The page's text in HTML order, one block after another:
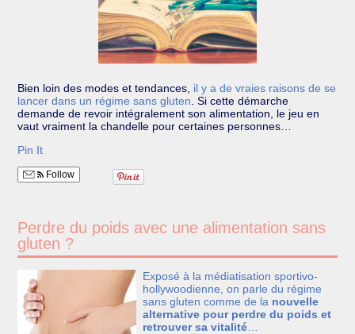
Bien loin des modes et tendances, il y a de vraies raisons de se
lancer dans un régime sans gluten Si cette démarche
demande de revoir intégralement son alimentation, le jeu en
vaut vraiment la chandelle pour certaines personnes…
Pin It
Follow
Perdre du poids avec une alimentation sans
gluten ?
Exposé à la médiatisation sportivo-
hollywoodienne, on parle du régime
sans gluten comme de la nouvelle
alternative pour perdre du poids et
retrouver sa vitalité…